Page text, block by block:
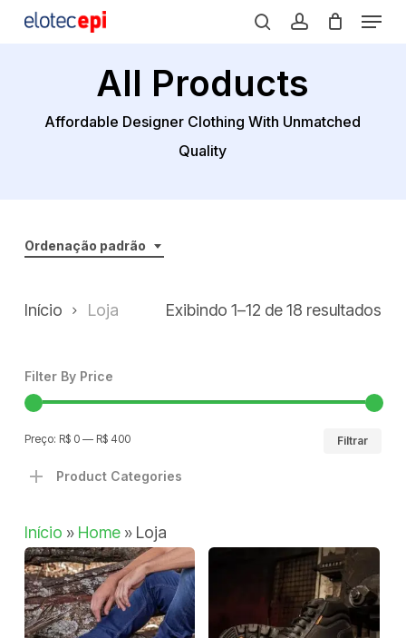
Skip
Menu
All Products
Affordable Designer Clothing With Unmatched
Quality
Ordenação padrão
Exibindo 1–12 de 18 resultados
Início Loja
Filter By Price
Filtrar
Preço: R$ 0— R$ 400
Product Categories
Início » Home» Loja